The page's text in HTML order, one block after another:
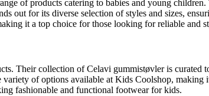
of products catering to babies and young
out for its diverse selection of styles and sizes,
it a top choice for those looking for reliable and
Their collection of Celavi gummistøvler is
of options available at Kids Coolshop,
fashionable and functional footwear for kids.